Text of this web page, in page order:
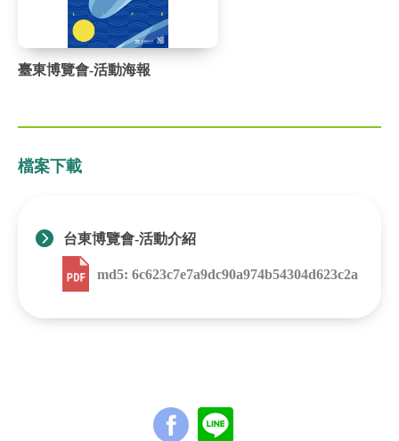
臺東博覽會-活動海報
檔案下載
台東博覽會-活動介紹
md5: 6c623c7e7a9dc90a974b54304d623c2a